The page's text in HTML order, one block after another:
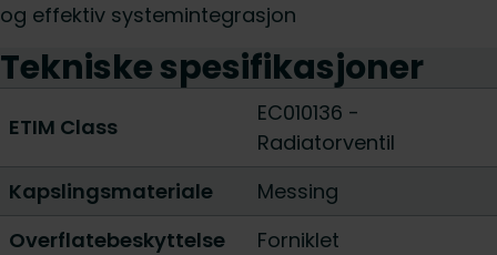
og effektiv systemintegrasjon
Tekniske spesifikasjoner
ETIM Class
EC010136 -
Radiatorventil
Kapslingsmateriale
Messing
Overflatebeskyttelse
Forniklet